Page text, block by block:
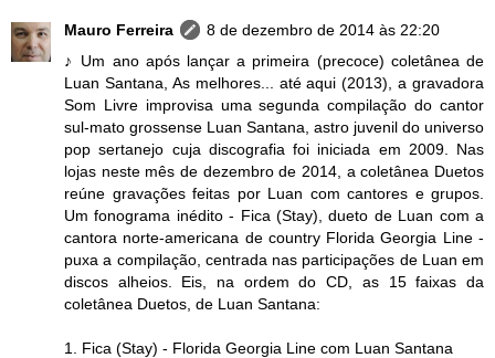
Mauro Ferreira
8 de dezembro de 2014 às 22:20
♪ Um ano após lançar a primeira (precoce) coletânea de
Luan Santana, As melhores... até aqui (2013), a gravadora
Som Livre improvisa uma segunda compilação do cantor
sul-mato grossense Luan Santana, astro juvenil do universo
pop sertanejo cuja discografia foi iniciada em 2009. Nas
lojas neste mês de dezembro de 2014, a coletânea Duetos
reúne gravações feitas por Luan com cantores e grupos.
Um fonograma inédito - Fica (Stay), dueto de Luan com a
cantora norte-americana de country Florida Georgia Line -
puxa a compilação, centrada nas participações de Luan em
discos alheios. Eis, na ordem do CD, as 15 faixas da
coletânea Duetos, de Luan Santana:
1. Fica (Stay) - Florida Georgia Line com Luan Santana